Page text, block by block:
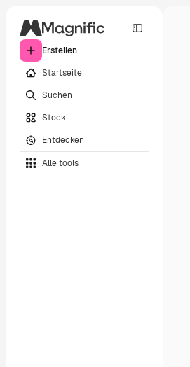
Erstellen
Startseite
Suchen
Stock
Entdecken
Alle tools